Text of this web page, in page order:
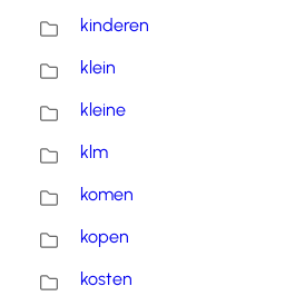
kinderen
klein
kleine
klm
komen
kopen
kosten